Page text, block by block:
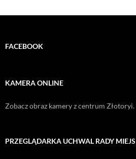
FACEBOOK
KAMERA ONLINE
Zobacz obraz kamery z centrum
PRZEGLĄDARKA UCHWAL RADY